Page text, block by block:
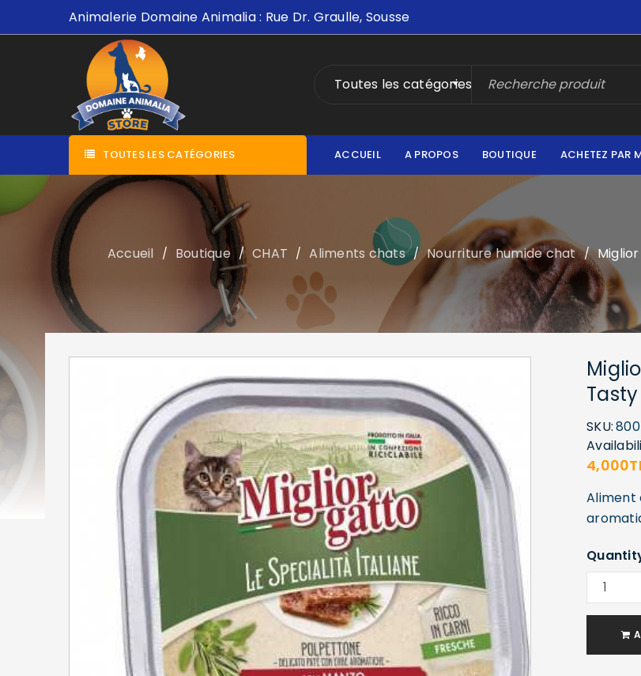
Animalerie Domaine Animalia : Rue Dr. Graulle, Sousse
Toutes les catégories
TOUTES LES CATÉGORIES ACCUEIL A PROPOS BOUTIQUE ACHETEZ PAR
Accueil / Boutique / CHAT / Aliments chats / Nourriture humide chat /
SKU:
4,000
Aliment